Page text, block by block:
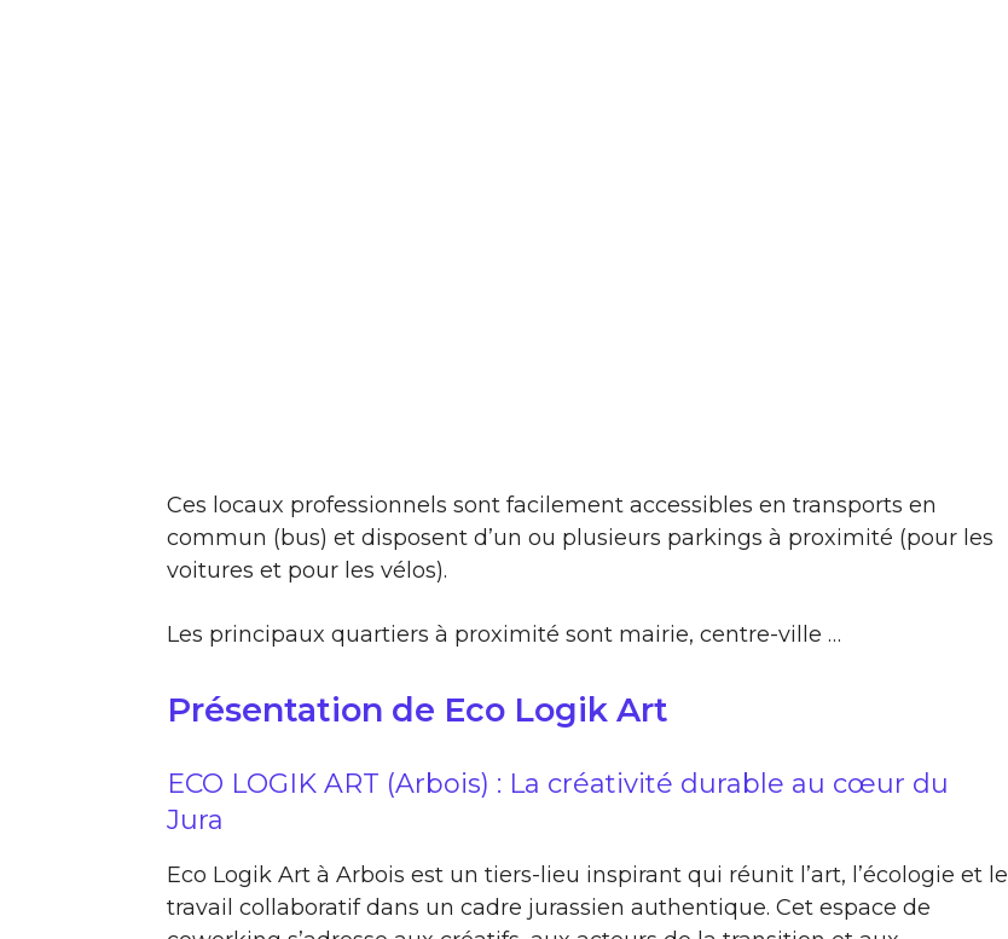
Ces locaux professionnels sont facilement accessibles en transports en
commun (bus) et disposent d’un ou plusieurs parkings à proximité (pour les
voitures et pour les vélos).
Les principaux quartiers à proximité sont mairie, centre-ville …
Présentation de Eco Logik Art
ECO LOGIK ART (Arbois) : La créativité durable au cœur du
Jura
Eco Logik Art à Arbois est un tiers-lieu inspirant qui réunit l’art, l’écologie et le
travail collaboratif dans un cadre jurassien authentique. Cet espace de